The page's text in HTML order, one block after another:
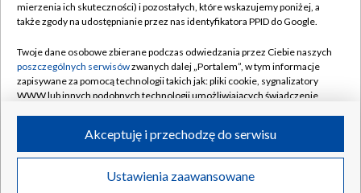
Naziemna Telewizja Cyfrowa
Rada Programowa
System NOS
Informacje o nadawcy
Program dla prasy
Pomoc
Kontakt
Kanały
©2026 Telewizja Polska S.A. w likwidacji
mierzenia ich skuteczności) i pozostałych, które wskazujemy poniżej, a
także zgody na udostępnianie przez nas identyfikatora PPID do Google.
Twoje dane osobowe zbierane podczas odwiedzania przez Ciebie naszych
poszczególnych serwisówzwanych dalej „Portalem”, w tym informacje
zapisywane za pomocą technologii takich jak: pliki cookie, sygnalizatory
WWW lub innych podobnych technologii umożliwiających świadczenie
ruchu w Internecie.
Twoje dane osobowe zbierane podczas odwiedzania przez Ciebie
poszczególnych serwisówna Portalu, takie jak adresy IP, identyfikatory
Ustawienia zaawansowane
Akceptuję i przechodzę do serwisu